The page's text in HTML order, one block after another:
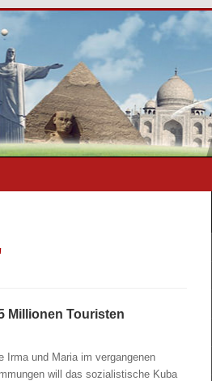
Millionen Touristen
Irma und Maria im vergangenen
will das sozialistische Kuba